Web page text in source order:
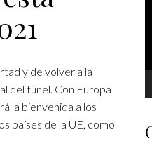
y de volver a la
del túnel. Con Europa
la bienvenida a los
países de la UE, como